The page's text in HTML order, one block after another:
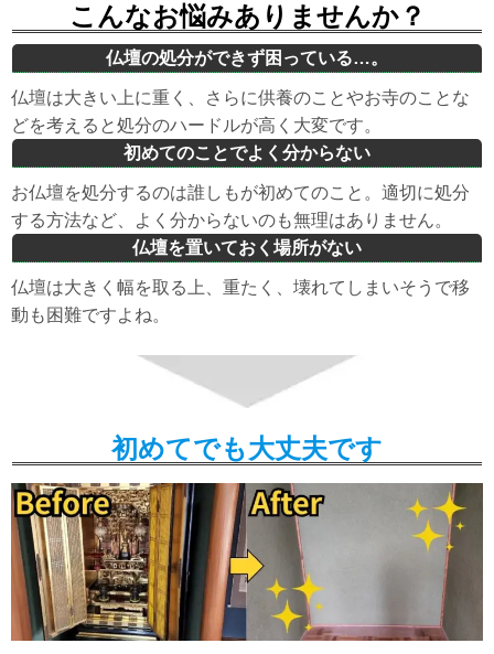
こんなお悩みありませんか？
仏壇の処分ができず困っている…。
仏壇は大きい上に重く、さらに供養のことやお寺のことな
どを考えると処分のハードルが高く大変です。
初めてのことでよく分からない
お仏壇を処分するのは誰しもが初めてのこと。適切に処分
する方法など、よく分からないのも無理はありません。
仏壇を置いておく場所がない
仏壇は大きく幅を取る上、重たく、壊れてしまいそうで移
動も困難ですよね。
初めてでも大丈夫です